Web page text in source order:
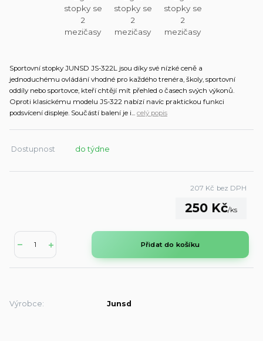
Sportovní stopky JUNSD JS-322L jsou díky své nízké ceně a
jednoduchému ovládání vhodné pro každého trenéra, školy, sportovní
oddíly nebo sportovce, kteří chtějí mít přehled o časech svých výkonů.
Oproti klasickému modelu JS-322 nabízí navíc praktickou funkci
podsvícení displeje. Součástí balení je i... celý popis
Dostupnost do týdne
250 Kč/ks
207 Kč bez DPH
Přidat do košíku
Výrobce: Junsd